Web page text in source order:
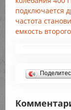
подключается
частота
емкость